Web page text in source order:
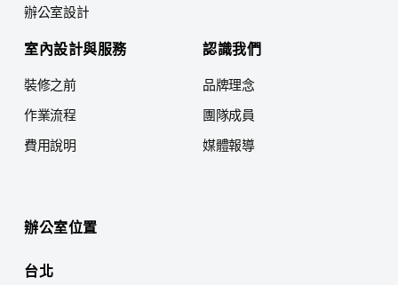
辦公室設計
室內設計與服務
裝修之前
作業流程
費用說明
認識我們
品牌理念
團隊成員
媒體報導
辦公室位置
台北